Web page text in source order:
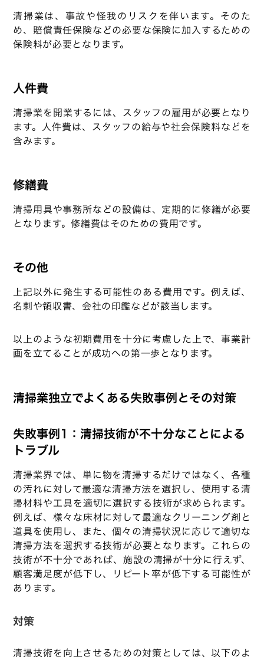
清掃業は、事故や怪我のリスクを伴います。そのた
め、賠償責任保険などの必要な保険に加入するための
保険料が必要となります。
人件費
清掃業を開業するには、スタッフの雇用が必要となり
ます。人件費は、スタッフの給与や社会保険料などを
含みます。
修繕費
清掃用具や事務所などの設備は、定期的に修繕が必要
となります。修繕費はそのための費用です。
その他
上記以外に発生する可能性のある費用です。例えば、
名刺や領収書、会社の印鑑などが該当します。
以上のような初期費用を十分に考慮した上で、事業計
画を立てることが成功への第一歩となります。
清掃業独立でよくある失敗事例とその対策
失敗事例1：清掃技術が不十分なことによる
トラブル
清掃業界では、単に物を清掃するだけではなく、各種
の汚れに対して最適な清掃方法を選択し、使用する清
掃材料や工具を適切に選択する技術が求められます。
例えば、様々な床材に対して最適なクリーニング剤と
道具を使用し、また、個々の清掃状況に応じて適切な
清掃方法を選択する技術が必要となります。これらの
技術が不十分であれば、施設の清掃が十分に行えず、
顧客満足度が低下し、リピート率が低下する可能性が
あります。
対策
清掃技術を向上させるための対策としては、以下のよ